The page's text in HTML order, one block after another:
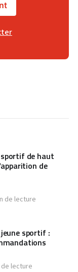
de haut
de
de lecture
sportif :
de lecture